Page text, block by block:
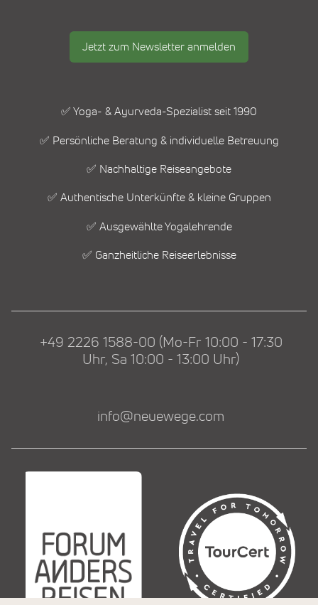
Jetzt zum Newsletter anmelden
✅ Yoga- & Ayurveda-Spezialist seit 1990
✅ Persönliche Beratung & individuelle Betreuung
✅ Nachhaltige Reiseangebote
✅ Authentische Unterkünfte & kleine Gruppen
✅ Ausgewählte Yogalehrende
✅ Ganzheitliche Reiseerlebnisse
+49 2226 1588-00 (Mo-Fr 10:00 - 17:30
Uhr, Sa 10:00 - 13:00 Uhr)
info@neuewege.com